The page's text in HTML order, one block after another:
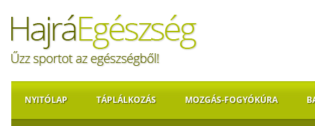
NYITÓLAP TÁPLÁLKOZÁS MOZGÁS-FOGYÓKÚRA